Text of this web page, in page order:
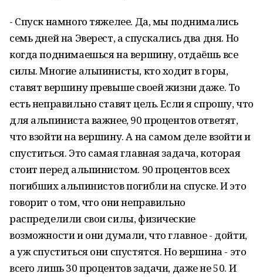
- Спуск намного тяжелее. Да, мы поднимались
семь дней на Эверест, а спускались два дня. Но
когда поднимаешься на вершину, отдаёшь все
силы. Многие альпинисты, кто ходит в горы,
ставят вершину превыше своей жизни даже. То
есть неправильно ставят цель. Если я спрошу, что
для альпиниста важнее, 90 процентов ответят,
что взойти на вершину. А на самом деле взойти и
спуститься. Это самая главная задача, которая
стоит перед альпинистом. 90 процентов всех
погибших альпинистов погибли на спуске. И это
говорит о том, что они неправильно
распределили свои силы, физические
возможности и они думали, что главное - дойти,
а уж спуститься они спустятся. Но вершина - это
всего лишь 30 процентов задачи, даже не 50. И